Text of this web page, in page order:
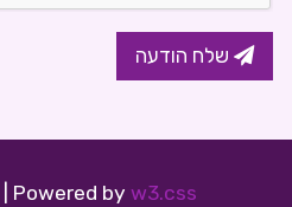
שלח הודעה
Powered by w3.css